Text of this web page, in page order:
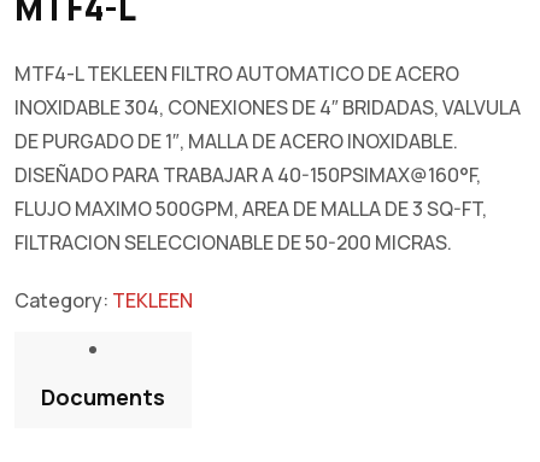
MTF4-L TEKLEEN FILTRO AUTOMATICO DE ACERO
INOXIDABLE 304, CONEXIONES DE 4″ BRIDADAS, VALVULA
DE PURGADO DE 1″, MALLA DE ACERO INOXIDABLE.
DISEÑADO PARA TRABAJAR A 40-150PSIMAX@160°F,
FLUJO MAXIMO 500GPM, AREA DE MALLA DE 3 SQ-FT,
FILTRACION SELECCIONABLE DE 50-200 MICRAS.
Category: TEKLEEN
Documents